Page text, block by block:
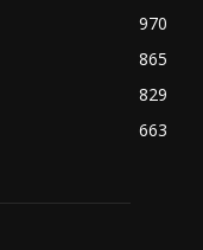
970
865
829
663